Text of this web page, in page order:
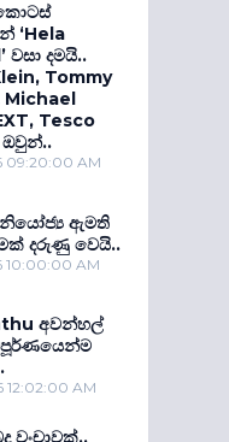
‘Hela
වසා දමයි..
Tommy
Michael
Tesco
09:20:00 AM
ඇමති
දරුණු වෙයි..
10:00:00 AM
අවන්හල්
12:02:00 AM
වංචාවක්..